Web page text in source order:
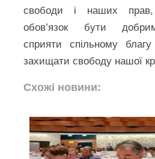
свободи і наших
обов’язок бути
сприяти спільному
захищати свободу нашої
Схожі новини: